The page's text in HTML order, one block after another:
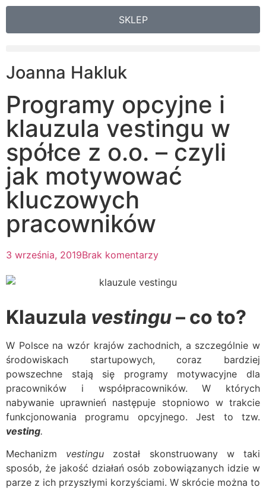
Joanna Hakluk
SKLEP
Programy opcyjne i
klauzula vestingu w
spółce z o.o. – czyli
jak motywować
kluczowych
pracowników
3 września, 2019Brak komentarzy
Klauzula vestingu– co to?
W Polsce na wzór krajów zachodnich, a szczególnie w
środowiskach startupowych, coraz bardziej
powszechne stają się programy motywacyjne dla
pracowników i współpracowników. W których
nabywanie uprawnień następuje stopniowo w trakcie
funkcjonowania programu opcyjnego. Jest to tzw.
vesting.
Mechanizm vestingu został skonstruowany w taki
sposób, że jakość działań osób zobowiązanych idzie w
parze z ich przyszłymi korzyściami. W skrócie można to